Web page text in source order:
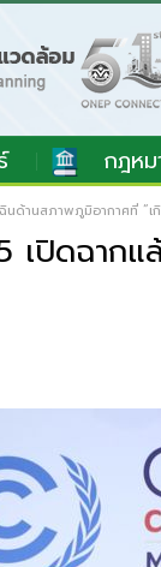
กฎห
ด้านสภาพภูมิอากาศที่ “เกิ
ปิดฉาก